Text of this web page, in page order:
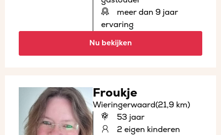
meer dan 9 jaar
ervaring
Nu bekijken
Froukje
Wieringerwaard(21,9 km)
53 jaar
2 eigen kinderen